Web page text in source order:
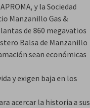
y la Sociedad
Manzanillo Gas &
de 860 megavatios
Balsa de Manzanillo
sean económicas
y exigen baja en los
acercar la historia a sus